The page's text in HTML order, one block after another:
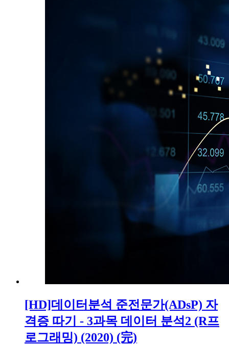
[HD]데이터분석 준전문가(ADsP) 자
격증 따기 - 3과목 데이터 분석2 (R프
로그래밍) (2020) (完)